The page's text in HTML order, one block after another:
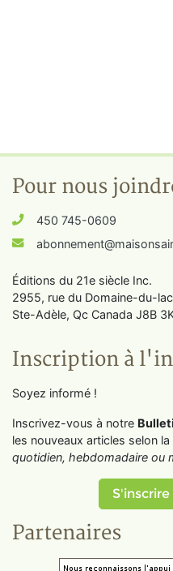
Pour nous
450 745-0609
Éditions du 21e siècle Inc.
2955, rue du Domaine-du-
Ste-Adèle, Qc Canada J8B
Inscription à
Soyez informé !
Inscrivez-vous à notre
les nouveaux articles selon
quotidien, hebdomadaire ou
Partenaires